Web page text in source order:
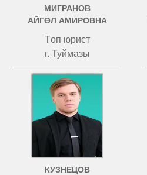
МИГРАНОВ
АЙГӨЛ АМИРОВНА
Төп юрист
г. Туймазы
КУЗНЕЦОВ